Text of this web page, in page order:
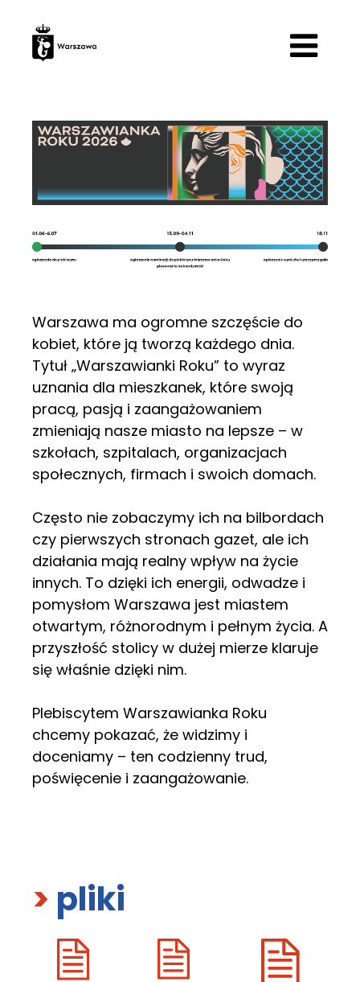
Warszawianka
roku
Warszawa ma ogromne szczęście do
kobiet, które ją tworzą każdego dnia.
Tytuł „Warszawianki Roku” to wyraz
uznania dla mieszkanek, które swoją
pracą, pasją i zaangażowaniem
zmieniają nasze miasto na lepsze – w
szkołach, szpitalach, organizacjach
społecznych, firmach i swoich domach.
Często nie zobaczymy ich na bilbordach
czy pierwszych stronach gazet, ale ich
działania mają realny wpływ na życie
innych. To dzięki ich energii, odwadze i
pomysłom Warszawa jest miastem
otwartym, różnorodnym i pełnym życia. A
przyszłość stolicy w dużej mierze klaruje
się właśnie dzięki nim.
Plebiscytem Warszawianka Roku
chcemy pokazać, że widzimy i
doceniamy – ten codzienny trud,
poświęcenie i zaangażowanie.
> pliki